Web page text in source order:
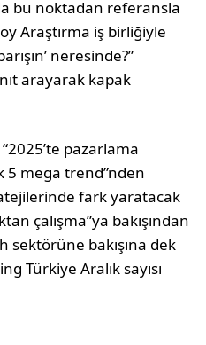
bu noktadan referansla
Araştırma iş birliğiyle
neresinde?”
arayarak kapak
pazarlama
mega trend”nden
fark yaratacak
çalışma”ya bakışından
sektörüne bakışına dek
Türkiye Aralık sayısı